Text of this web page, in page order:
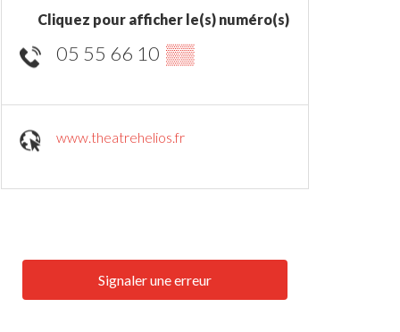
Cliquez pour afficher le(s) numéro(s)
05 55 66 10 ▒▒
www.theatrehelios.fr
Signaler une erreur